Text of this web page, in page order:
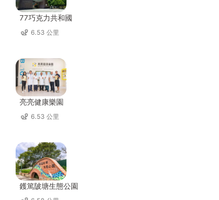
77巧克力共和國
6.53 公里
亮亮健康樂園
6.53 公里
鑊篤陂塘生態公園